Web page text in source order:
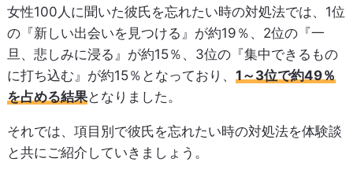
女性100人に聞いた彼氏を忘れたい時の対処法では、1位
の『新しい出会いを見つける』が約19％、2位の『一
旦、悲しみに浸る』が約15％、3位の『集中できるもの
に打ち込む』が約15％となっており、 1～3位で約49％
を占める結果となりました。
それでは、項目別で彼氏を忘れたい時の対処法を体験談
と共にご紹介していきましょう。